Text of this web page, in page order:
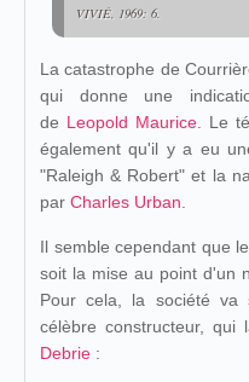
VIVIÉ, 1969: 6.
La catastrophe de
qui donne une
de Leopold Maurice. Le
également qu'il y a eu
"Raleigh & Robert" et la
par Charles Urban
Il semble cependant que
soit la mise au point d'un
Pour cela, la société va
célèbre constructeur,
Debrie :